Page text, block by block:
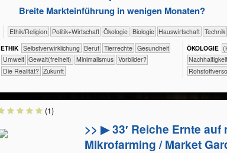
Breite Markteinführung in wenigen Monaten?
​​​​​​​​​​Ethik/​Religion ​​​​​​​​​Politik+​Wirtschaft ​​​​​​​​Ökologie ​​​​​​​Biologie ​Haus­wirtschaft ​Technik
ETHIK ​​​​​​​​​​​​​​​​​​​​​​​​​​​​​​​​​​​​​​​​Selbst­verwirklichung ​​​​​​​​​​​​​​​Beruf ​​​​​​​​Tierrechte ​​​​​​Gesundheit
​​​​​Umwelt ​​​​Gewalt(freiheit) ​​Minimalismus ​​Vorbilder?
​Die Realität? ​Zukunft
ÖKO​LOGIE
​​​​​​​​​​​​​​​Nachhaltigkeit
>> ▶ 33′ Reiche Ernte
Mikrofarming / Market
(1)